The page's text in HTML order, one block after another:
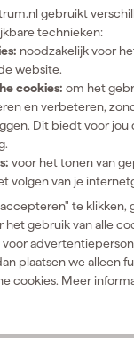
gebruikt
technieken:
noodzakelijk voor
website.
cookies: om het
en verbeteren,
Dit biedt voor
voor het tonen van
volgen van je
te klikken,
gebruik van alle
plaatsen we alleen
cookies. Meer
je jouw werkoutfit een
gemak. Binnen truien
dagelijks gebruik op
je bestellingen en